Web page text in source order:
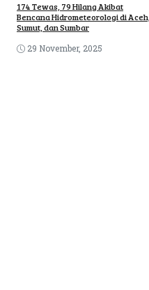
174 Tewas, 79 Hilang Akibat
Bencana Hidrometeorologi di
Sumut, dan Sumbar
29 November, 2025